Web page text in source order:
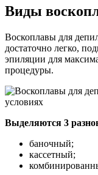
Виды
Воскоплавы для
достаточно легко,
эпиляции для
процедуры.
Выделяются 3
баночный;
кассетный;